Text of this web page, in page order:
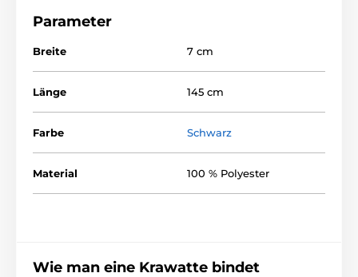
Parameter
Breite 7 cm
Länge 145 cm
Farbe Schwarz
Material 100 % Polyester
Wie man eine Krawatte bindet